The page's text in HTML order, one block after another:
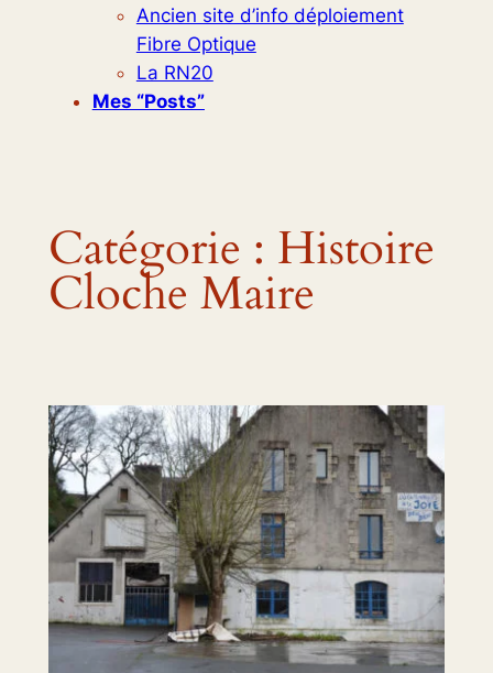
Ancien site d’info déploiement
Fibre Optique
La RN20
Mes “posts”
Catégorie : Histoire
Cloche Maire